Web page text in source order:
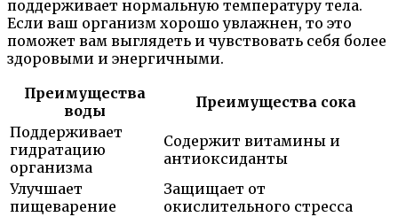
поддерживает нормальную температуру тела.
Если ваш организм хорошо увлажнен, то это
поможет вам выглядеть и чувствовать себя более
здоровыми и энергичными.
Преимущества
воды
Преимущества сока
Поддерживает
гидратацию
организма
Содержит витамины и
антиоксиданты
Улучшает
пищеварение
Защищает от
окислительного стресса